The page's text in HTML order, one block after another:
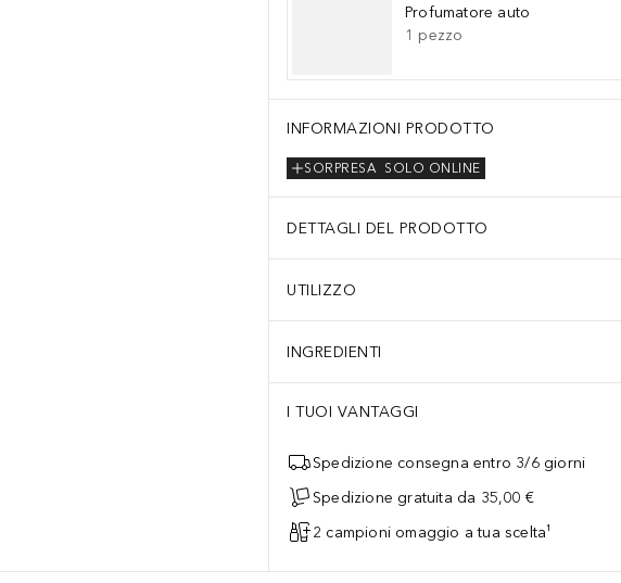
Profumatore auto
1 pezzo
INFORMAZIONI PRODOTTO
SOLO ONLINE
SORPRESA
DETTAGLI DEL PRODOTTO
UTILIZZO
INGREDIENTI
I TUOI VANTAGGI
Spedizione consegna entro 3/6 giorni
Spedizione gratuita da 35,00 €
2 campioni omaggio a tua scelta¹